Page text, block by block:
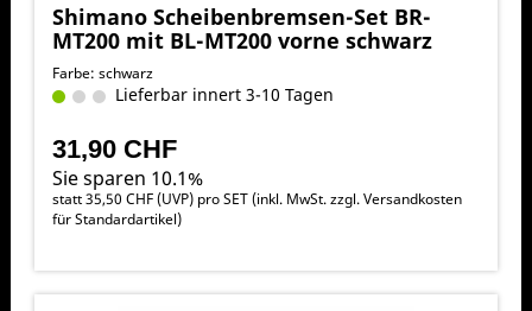
Shimano Scheibenbremsen-Set BR-
MT200 mit BL-MT200 vorne schwarz
Farbe: schwarz
Lieferbar innert 3-10 Tagen
31,90 CHF
Sie sparen 10.1%
statt35,50 CHF(UVP) pro SET (inkl. MwSt. zzgl.Versandkosten
für Standardartikel)